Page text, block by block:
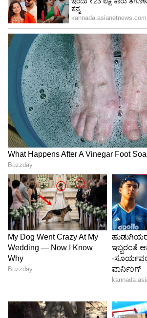
ಬರ್ತ್ ಡೇ ಪಾರ್ಟಿ ಹೀಗಿತ್ತು
ಶಿಲ್ಪಾ ಕಾಮತ್ ಹುಟ್ಟುಹಬ್ಬ ಸಿಂಪಲ್
ಫ್ಯಾಮಿಲಿ ಹಾಗೂ ಫ್ರೆಂಡ್ಸ್ ಜೊತೆ
ಒಂದರಲ್ಲಿ ಗ್ರ್ಯಾಂಡ್ ಸೆಲೆಬ್ರೇಟ್
ಗೌನ್ ಧರಿಸಿ, ತುಂಬಾನೆ ಸುಂದರವಾಗಿ
ಅಭಿಮಾನಿಗಳು ಸಹ ನಟಿ ವಿಶ್
Image Credit :Instagram
ನೂರು ಜನ್ಮಕೂ ಧಾರಾವಾಹಿ ಮೂಲಕ
ಕನ್ನಡ ಕಿರುತೆರೆಗೆ ಕೆಲವು ವರ್ಷಗಳ
ನಟಿ ಶಿಲ್ಪಾ ಕಾಮತ್. ‘ನೂರು ಜನ್ಮಕೂ’
ತಮ್ಮ ನಟನೆ ಜರ್ನಿ ಶುರು ಮಾಡಿ,
ಸ್ಪರ್ಧಿಯಾಗಿದ್ದರು, ಇದೀಗ ‘ಗೌರಿ